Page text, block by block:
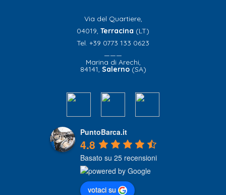
Via del Quartiere,
04019, Terracina (LT)
Tel. +39 0773 133 0623
———
Marina di Arechi,
84141, Salerno(SA)
PuntoBarca.it
4.8
Basato su 25 recensioni
votaci su